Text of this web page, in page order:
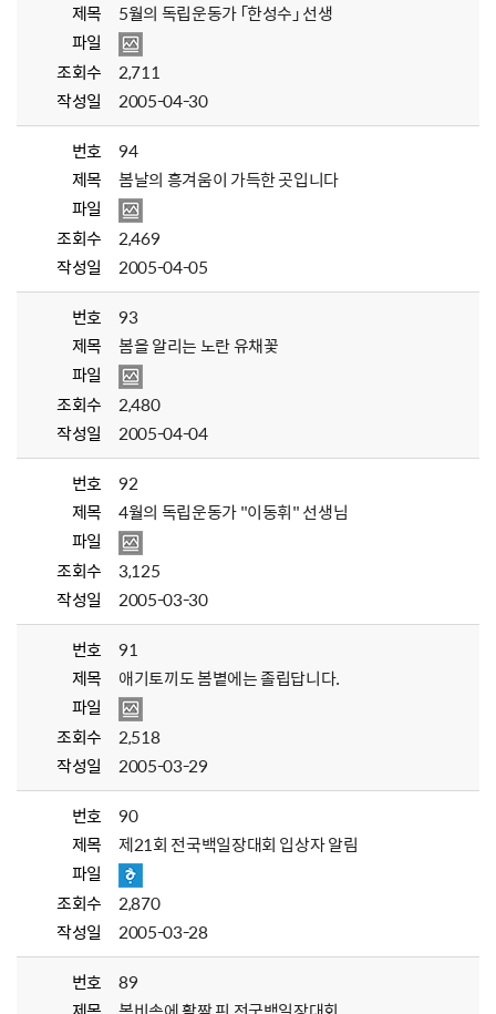
제목
5월의 독립운동가 「한성수」 선생
파일
조회수
2,711
작성일
2005-04-30
번호
94
제목
봄날의 흥겨움이 가득한 곳입니다
파일
조회수
2,469
작성일
2005-04-05
번호
93
제목
봄을 알리는 노란 유채꽃
파일
조회수
2,480
작성일
2005-04-04
번호
92
제목
4월의 독립운동가 "이동휘" 선생님
파일
조회수
3,125
작성일
2005-03-30
번호
91
제목
애기토끼도 봄볕에는 졸립답니다.
파일
조회수
2,518
작성일
2005-03-29
번호
90
제목
제21회 전국백일장대회 입상자 알림
파일
조회수
2,870
작성일
2005-03-28
번호
89